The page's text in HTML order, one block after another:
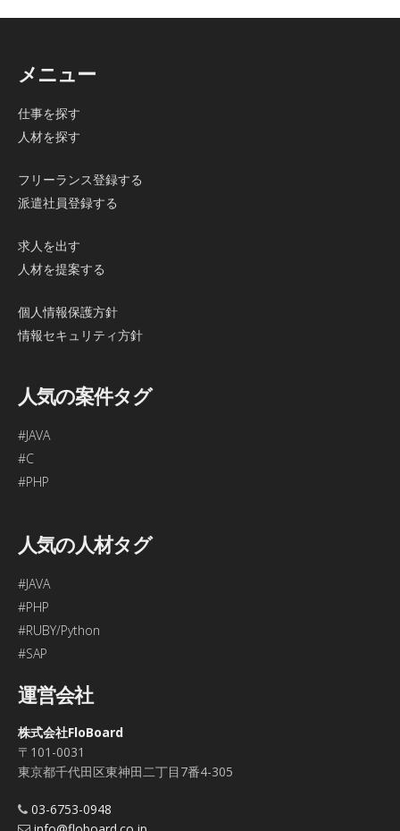
メニュー
仕事を探す
人材を探す
フリーランス登録する
派遣社員登録する
求人を出す
人材を提案する
個人情報保護方針
情報セキュリティ方針
人気の案件タグ
#JAVA
#C
#PHP
人気の人材タグ
#JAVA
#PHP
#RUBY/Python
#SAP
運営会社
株式会社FloBoard
〒101-0031
東京都千代田区東神田二丁目7番4-305
03-6753-0948